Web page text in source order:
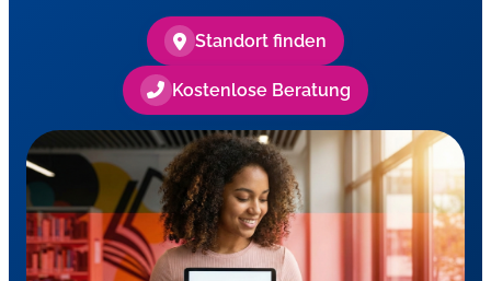
Standort finden
Kostenlose Beratung